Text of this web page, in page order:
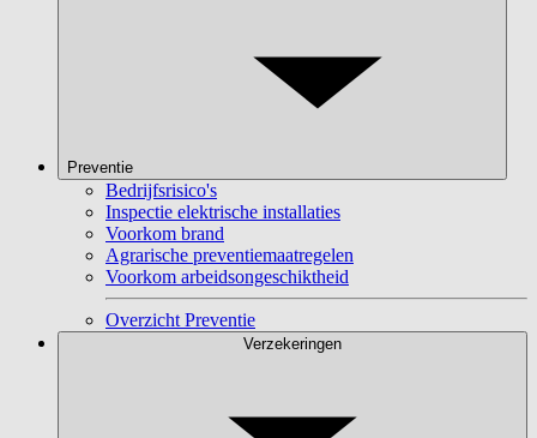
Preventie
Bedrijfsrisico's
Inspectie elektrische installaties
Voorkom brand
Agrarische preventiemaatregelen
Voorkom arbeidsongeschiktheid
Overzicht Preventie
Verzekeringen